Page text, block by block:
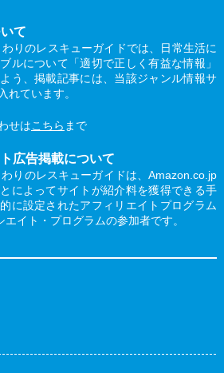
て
りのレスキューガイドでは、日常生活に
ルについて「適切で正しく有益な情報」
う、掲載記事には、当該ジャンル情報サ
れています。
せはこちら まで
広告掲載について
りのレスキューガイドは、Amazon.co.jp
によってサイトが紹介料を獲得できる手
に設定されたアフィリエイトプログラム
イト・プログラムの参加者です。